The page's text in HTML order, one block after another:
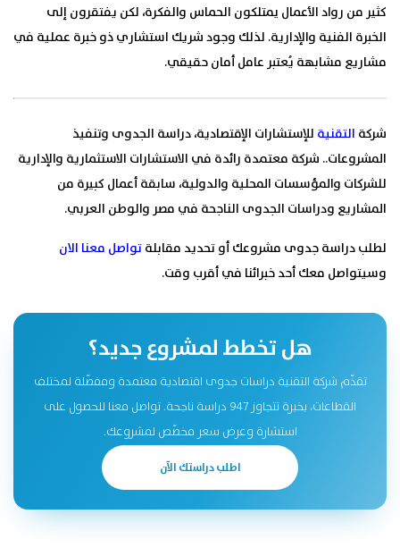
كثير من رواد الأعمال يمتلكون الحماس والفكرة، لكن يفتقرون إلى
الخبرة الفنية والإدارية. لذلك وجود شريك استشاري ذو خبرة عملية في
مشاريع مشابهة يُعتبر عامل أمان حقيقي.
شركة التقنية للإستشارات الإقتصادية، دراسة الجدوى وتنفيذ
المشروعات.. شركة معتمدة رائدة في الاستشارات الاستثمارية والإدارية
للشركات والمؤسسات المحلية والدولية، سابقة أعمال كبيرة من
المشاريع ودراسات الجدوى الناجحة في مصر والوطن العربي.
لطلب دراسة جدوى مشروعك أو تحديد مقابلةتواصل معنا الان
وسيتواصل معك أحد خبرائنا في أقرب وقت.
هل تخطط لمشروع جديد؟
تقدّم شركة التقنية دراسات جدوى اقتصادية معتمدة ومفصّلة لمختلف
القطاعات، بخبرة تتجاوز 947 دراسة ناجحة. تواصل معنا للحصول على
استشارة وعرض سعر مخصّص لمشروعك.
اطلب دراستك الآن